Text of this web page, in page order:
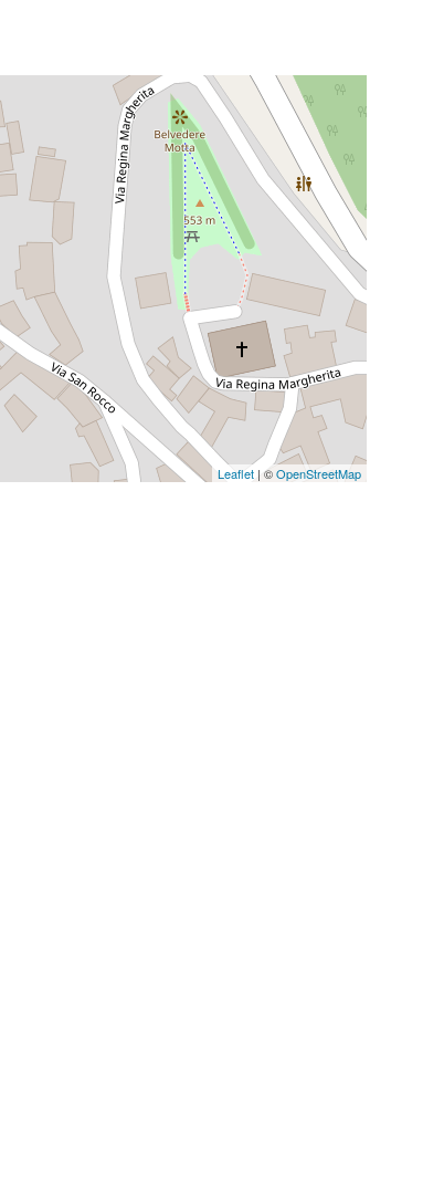
Leaflet| ©OpenStreetMap